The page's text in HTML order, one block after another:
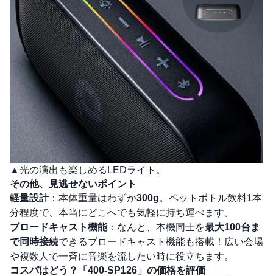
▲光の演出も楽しめるLEDライト。
その他、見逃せないポイント
軽量設計：本体重量はわずか300g。ペットボトル飲料1本
分程度で、本当にどこへでも気軽に持ち運べます。
ブロードキャスト機能：なんと、本機同士を最大100台ま
で同時接続できるブロードキャスト機能も搭載！広い会場
や複数人で一斉に音楽を流したい時に役立ちます。
コスパはどう？「400-SP126」の価格を評価